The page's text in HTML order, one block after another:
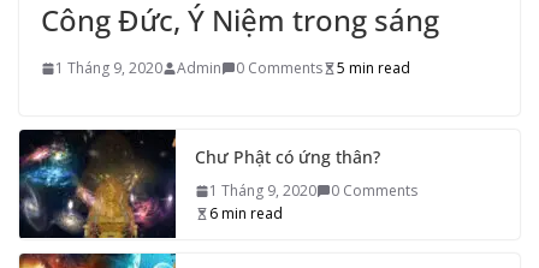
Công Đức, Ý Niệm trong sáng
1 Tháng 9, 2020 Admin 0 Comments 5 min read
Chư Phật có ứng thân?
1 Tháng 9, 2020
0 Comments
6 min read